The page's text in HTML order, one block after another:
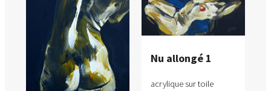
Nu allongé 1
acrylique sur toile